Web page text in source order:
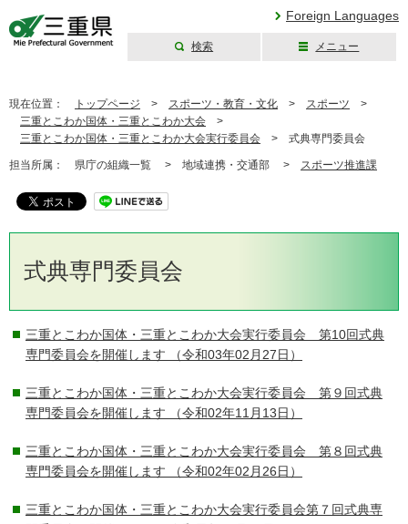
Foreign Languages
検索 メニュー
現在位置： トップページ > スポーツ・教育・文化 > スポーツ >
三重とこわか国体・三重とこわか大会 >
三重とこわか国体・三重とこわか大会実行委員会 > 式典専門委員会
担当所属： 県庁の組織一覧 > 地域連携・交通部 > スポーツ推進課
式典専門委員会
三重とこわか国体・三重とこわか大会実行委員会 第10回式典
専門委員会を開催します （令和03年02月27日）
三重とこわか国体・三重とこわか大会実行委員会 第９回式典
専門委員会を開催します （令和02年11月13日）
三重とこわか国体・三重とこわか大会実行委員会 第８回式典
専門委員会を開催します （令和02年02月26日）
三重とこわか国体・三重とこわか大会実行委員会第７回式典専